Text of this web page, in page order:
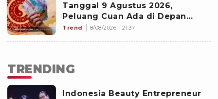
Tanggal 9 Agustus 2026,
Peluang Cuan Ada di Depan
Mata!
Trend 8/08/2026 - 21:37
TRENDING
Indonesia Beauty Entrepreneur